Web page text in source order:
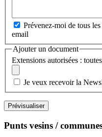
Prévenez-moi de tous
email
Ajouter un document
Extensions autorisées : toutes
Je veux recevoir la
Punts vesins /